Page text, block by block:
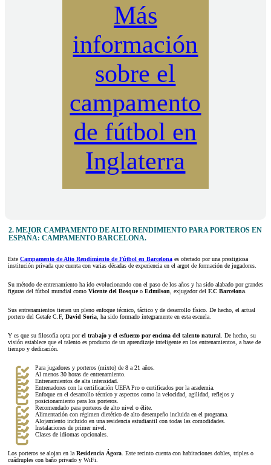
Más
información
sobre el
campamento
de fútbol en
Inglaterra
2. MEJOR CAMPAMENTO DE ALTO RENDIMIENTO PARA PORTEROS EN
ESPAÑA: CAMPAMENTO BARCELONA.
Este Campamento de Alto Rendimiento de Fútbol en Barcelona es ofertado por una prestigiosa
institución privada que cuenta con varias décadas de experiencia en el argot de formación de jugadores.
Su método de entrenamiento ha ido evolucionando con el paso de los años y ha sido alabado por grandes
figuras del fútbol mundial como Vicente del Bosqueo Edmilson , exjugador del F.C Barcelona
Sus entrenamientos tienen un pleno enfoque técnico, táctico y de desarrollo físico. De hecho, el actual
portero del Getafe C.F, David Soria , ha sido formado íntegramente en esta escuela.
Y es que su filosofía opta porel trabajo y el esfuerzo por encima del talento natural . De hecho, su
visión establece que el talento es producto de un aprendizaje inteligente en los entrenamientos, a base de
tiempo y dedicación.
Para jugadores y porteros (mixto) de 8 a 21 años.
Al menos 30 horas de entrenamiento.
Entrenamientos de alta intensidad.
Entrenadores con la certificación UEFA Pro o certificados por la academia.
Enfoque en el desarrollo técnico y aspectos como la velocidad, agilidad, reflejos y
posicionamiento para los porteros.
Recomendado para porteros de alto nivel o élite.
Alimentación con régimen dietético de alto desempeño incluida en el programa.
Alojamiento incluido en una residencia estudiantil con todas las comodidades.
Instalaciones de primer nivel.
Clases de idiomas opcionales.
Los porteros se alojan en la Residencia Ágora . Este recinto cuenta con habitaciones dobles, triples o
cuádruples con baño privado y WiFi.